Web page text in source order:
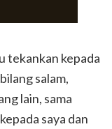
tekankan kepada
salam,
lain, sama
saya dan